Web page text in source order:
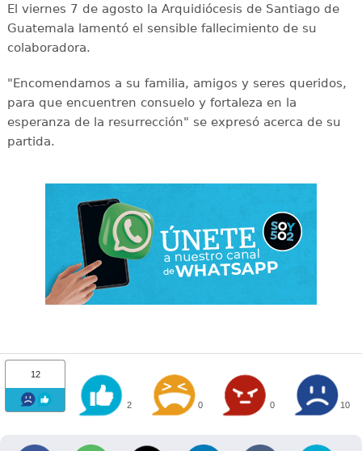
El viernes 7 de agosto la Arquidiócesis de Santiago de
Guatemala lamentó el sensible fallecimiento de su
colaboradora.
"Encomendamos a su familia, amigos y seres queridos,
para que encuentren consuelo y fortaleza en la
esperanza de la resurrección" se expresó acerca de su
partida.
12
2 0 0 10